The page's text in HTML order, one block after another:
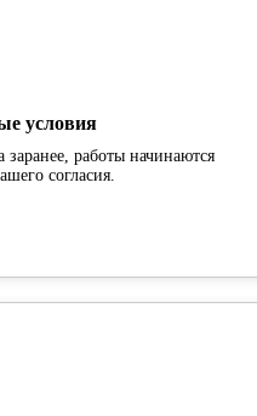
условия
заранее, работы начинаются
согласия.